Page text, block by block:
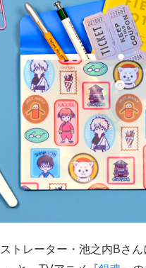
トレーター・池之内Bさ